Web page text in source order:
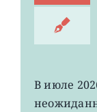
В июле